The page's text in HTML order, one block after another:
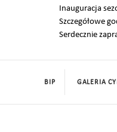
Inauguracja
Szczegółowe
Serdecznie
BIP GALERIA